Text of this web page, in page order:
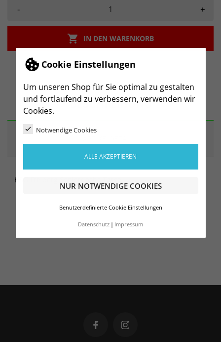
Cookie Einstellungen
Um unseren Shop für Sie optimal zu gestalten
und fortlaufend zu verbessern, verwenden wir
Cookies.
Notwendige Cookies
ALLE AKZEPTIEREN
NUR NOTWENDIGE COOKIES
Benutzerdefinierte Cookie Einstellungen
Datenschutz Impressum
- +
 IN DEN WARENKORB
BESCHREIBUNG
HSG Freiberg Seniordachs Tasse